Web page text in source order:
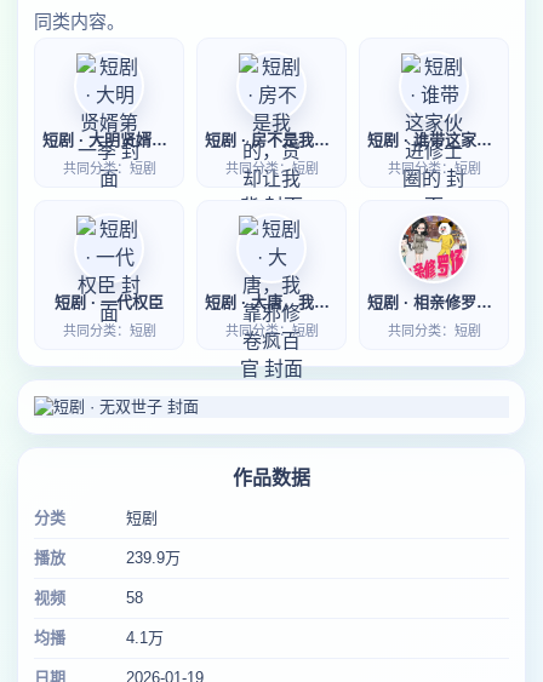
同类内容。
短剧 · 大明贤婿第一季
共同分类：短剧
短剧 · 房不是我的，贷却让我背
共同分类：短剧
短剧 · 谁带这家伙进修士圈的
共同分类：短剧
短剧 · 一代权臣
共同分类：短剧
短剧 · 大唐，我靠邪修卷疯百官
共同分类：短剧
短剧 · 相亲修罗场第一季
共同分类：短剧
作品数据
分类 短剧
播放 239.9万
视频 58
均播 4.1万
日期 2026-01-19